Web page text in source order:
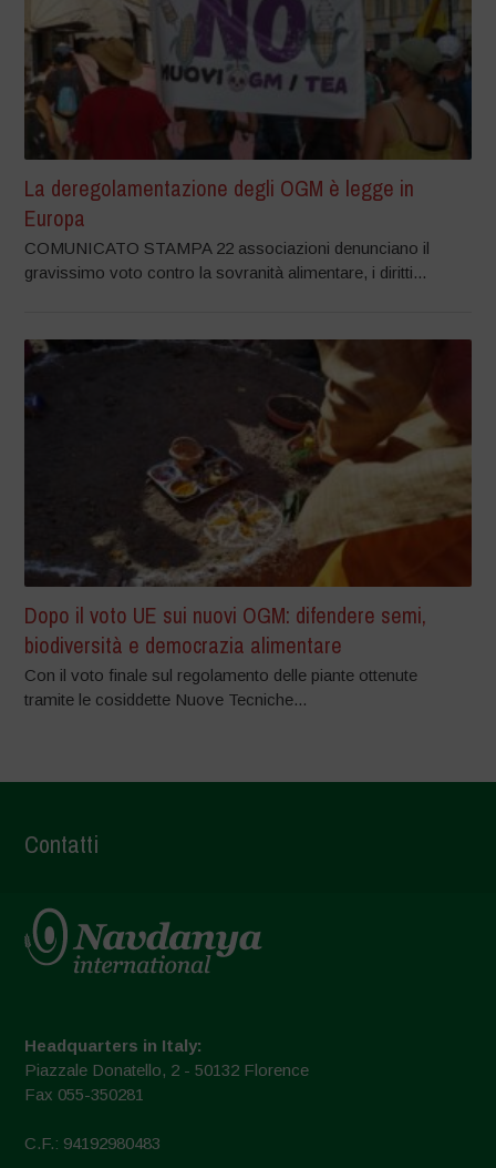
La deregolamentazione degli OGM è legge in
Europa
COMUNICATO STAMPA 22 associazioni denunciano il
gravissimo voto contro la sovranità alimentare, i diritti...
Dopo il voto UE sui nuovi OGM: difendere semi,
biodiversità e democrazia alimentare
Con il voto finale sul regolamento delle piante ottenute
tramite le cosiddette Nuove Tecniche...
Contatti
Headquarters in Italy:
Piazzale Donatello, 2 - 50132 Florence
Fax 055-350281
C.F.: 94192980483